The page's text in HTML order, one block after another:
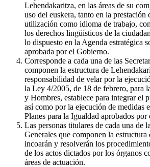
Lehendakaritza, en las áreas de su
uso del euskera, tanto en la prestación
utilización como idioma de trabajo,
los derechos lingüísticos de la
lo dispuesto en la Agenda estratégica
aprobada por el Gobierno.
Corresponde a cada una de las
componen la estructura de
responsabilidad de velar por la
la Ley 4/2005, de 18 de febrero, para
y Hombres, establece para integrar el
así como por la ejecución de medidas
Planes para la Igualdad aprobados
Las personas titulares de cada una de
Generales que componen la estructura
incoarán y resolverán los
de los actos dictados por los órganos
áreas de actuación.